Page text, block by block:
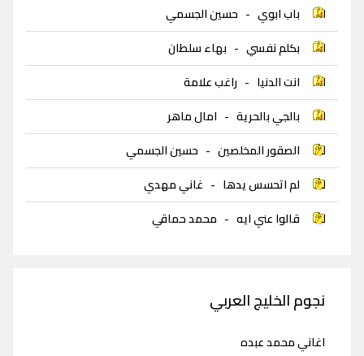
باب ابوي - حسين الجسمي
بكلم نفسي - بهاء سلطان
انت الدنيا - راغب علامة
بالجي بالحرية - امال ماهر
الصقور المخلصين - حسين الجسمي
لم اتحسس يدها - غاني مهدي
قالوا عني ايه - محمد حماقي
نجوم الخليج العربي
اغاني محمد عبده